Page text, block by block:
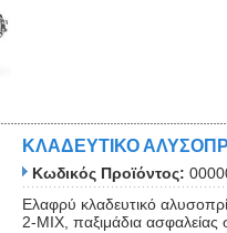
ΚΛΑΔΕΥΤΙΚΟ
Κωδικός Προϊόντος:
Ελαφρύ κλαδευτικό
2-MIX, παξιμάδια